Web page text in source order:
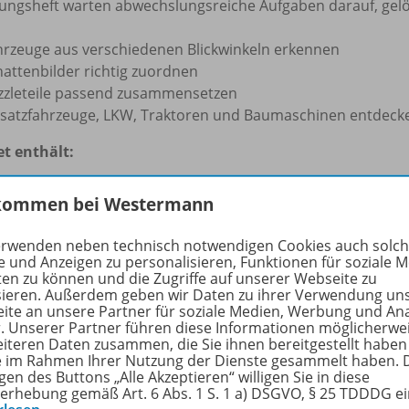
warten abwechslungsreiche Aufgaben darauf,
aus verschiedenen Blickwinkeln erkennen
richtig zuordnen
passend zusammensetzen
LKW, Traktoren und Baumaschinen
enthält:
bambinoLÜK-Übungsheft „Meine siku Fahrzeuge –
siku Feuerwehr Unimogals besonderes Extra.
bambinoLÜK-Kontrollgerätmit sechs Symbol-
– ideal für selbstständiges Lernen mit direkter
ist ein bewährtes Lernspiel für Kinder zwischen 2
Fähigkeiten spielerisch zu entwickeln. Durch die
logisches Denken, Konzentrationsfähigkeit
und kindgerechten Konzepts lernen Kinder
bei Westermann
neben technisch notwendigen Cookies auch
und Anzeigen zu personalisieren, Funktionen für soziale
zu können und die Zugriffe auf unserer Webseite zu
Außerdem geben wir Daten zu ihrer Verwendung
an unsere Partner für soziale Medien, Werbung und
Unserer Partner führen diese Informationen
Daten zusammen, die Sie ihnen bereitgestellt
im Rahmen Ihrer Nutzung der Dienste gesammelt haben.
des Buttons „Alle Akzeptieren“ willigen Sie in diese
gemäß Art. 6 Abs. 1 S. 1 a) DSGVO, § 25 TDDDG